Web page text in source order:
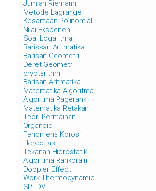
Jumlah Riemann
Metode Lagrange
Kesamaan Polinomial
Nilai Eksponen
Soal Logaritma
Barissan Aritmatika
Barisan Geometri
Deret Geometri
cryptarithm
Barisan Aritmatika
Matematika Algoritma
Algoritma Pagerank
Matematika Retakan
Teori Permainan
Organoid
Fenomena Korosi
Hereditas
Tekanan Hidrostatik
Algoritma Rankbrain
Doppler Effect
Work Thermodynamic
SPLDV